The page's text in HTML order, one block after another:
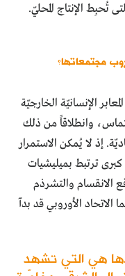
الإنتاج المحليّ.
مجتمعاتها؟
الإنسانيّة الخارجيّة
وانطلاقاً من ذلك
إذ لا يُمكن الاستمرار
كبرى ترتبط بميليشيات
الانقسام والتشرذم
الاتحاد الأوروبي قد بدآ
هي التي تشهد